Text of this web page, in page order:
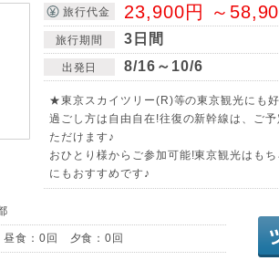
旅行代金 23,900円 ～
旅行期間 3日間
出発日 8/16～10/6
★東京スカイツリー(R)等の東京観光にも
過ごし方は自由自在!往復の新幹線は、ご
ただけます♪
おひとり様からご参加可能!東京観光はも
にもおすすめです♪
食：0回 夕食：0回